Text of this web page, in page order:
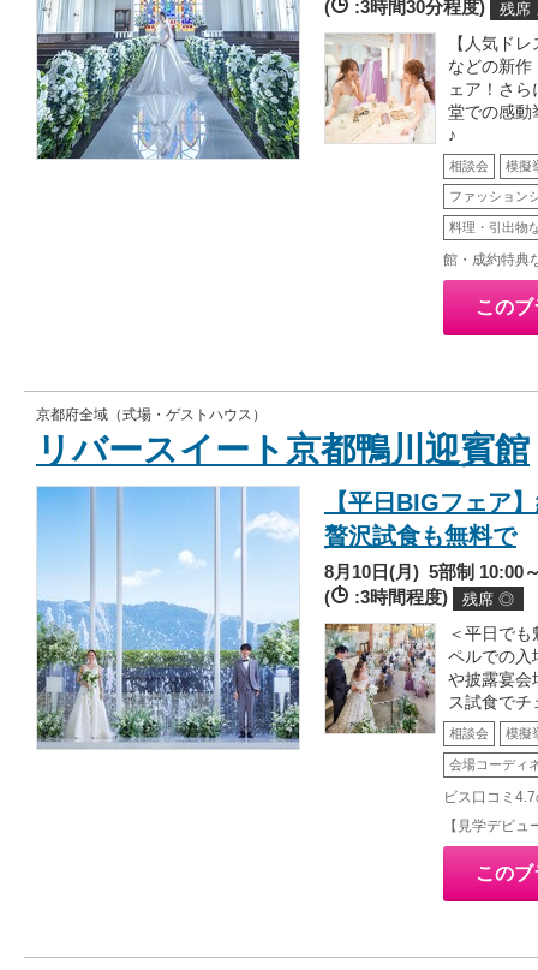
(
:3時間30分程度) 残
【人気ド
などの新作
ェア！さ
堂での感動
♪
相談会 模擬
ファッション
料理・引出物
館・成約特典
この
京都府全域（式場・ゲストハウス）
リバースイート京都鴨川迎賓館
【平日BIGフェア
贅沢試食も無料で
8月10日(月)5部制 10:00
(
:3時間程度) 残席 ◎
＜平日で
ペルでの入
や披露宴会
ス試食で
相談会 模擬
会場コーディ
ビス口コミ
【見学デビ
この